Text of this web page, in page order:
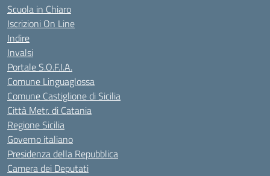
Scuola in Chiaro
Iscrizioni On Line
Indire
Invalsi
Portale S.O.F.I.A.
Comune Linguaglossa
Comune Castiglione di Sicilia
Città Metr. di Catania
Regione Sicilia
Governo italiano
Presidenza della Repubblica
Camera dei Deputati